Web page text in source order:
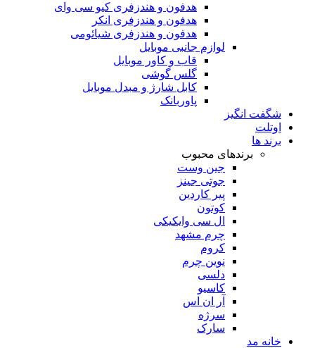
هدفون و هندزفری کیو سی وای
هدفون و هندزفری انکر
هدفون و هندزفری شیائومی
لوازم جانبی موبایل
قاب و کاور موبایل
گلس گوشی
کابل شارژ و مبدل موبایل
پاوربانک
شگفت انگیز
اوتلت
برند ها
برندهای محبوب
جین وست
جوتی جینز
پیر کاردین
کوتون
ال سی وایکیکی
چرم مشهد
کروم
نوین چرم
دلسی
کاسیو
آر ان اس
سرژه
سارک
خانه مد